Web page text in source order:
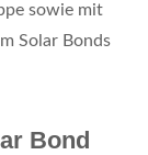
sowie mit
Solar Bonds
Bond